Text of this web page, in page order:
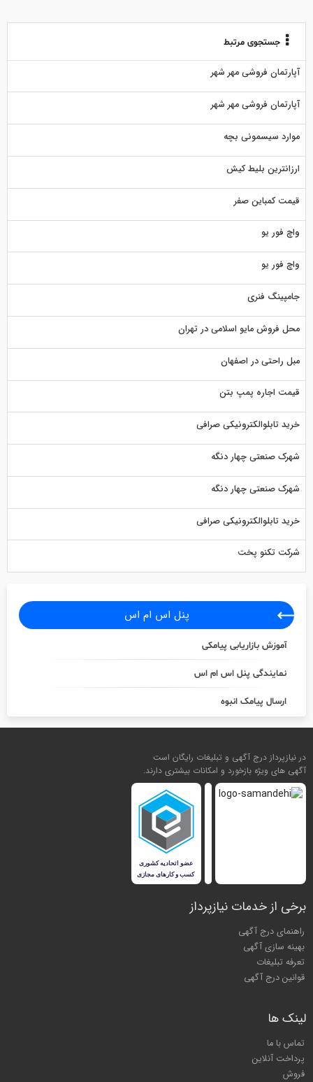
جستجوی مرتبط
آپارتمان فروشی مهر شهر
آپارتمان فروشی مهر شهر
موارد سیسمونی بچه
ارزانترین بلیط کیش
قیمت کمباین صفر
واچ فور یو
واچ فور یو
جامپینگ فنری
محل فروش مایو اسلامی در تهران
مبل راحتی در اصفهان
قیمت اجاره پمپ بتن
خرید تابلوالکترونیکی صرافی
شهرک صنعتی چهار دنگه
شهرک صنعتی چهار دنگه
خرید تابلوالکترونیکی صرافی
شرکت تکنو پخت
پنل اس ام اس
آموزش بازاریابی پیامکی
نمایندگی پنل اس ام اس
ارسال پیامک انبوه
در نیازپرداز درج آگهی و تبلیغات رایگان است
آگهی های ویژه بازخورد و امکانات بیشتری دارند.
برخی از خدمات نیازپرداز
راهنمای درج آگهی
بهینه سازی آگهی
تعرفه تبلیغات
قوانین درج آگهی
لینک ها
تماس با ما
پرداخت آنلاین
فروش